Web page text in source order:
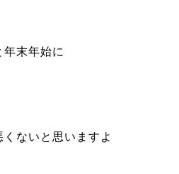
年末年始に
ないと思いますよ